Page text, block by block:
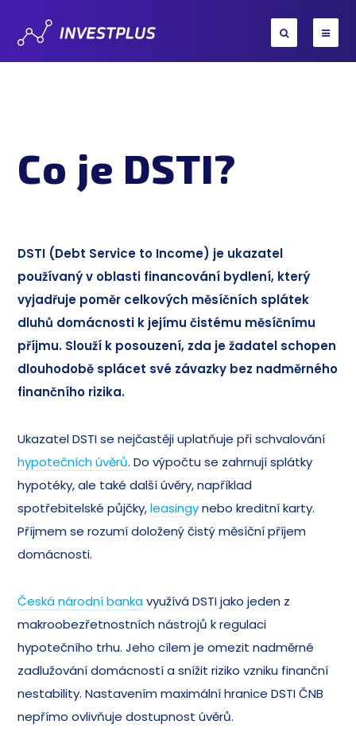
Co je DSTI?
DSTI (Debt Service to Income) je ukazatel
používaný v oblasti financování bydlení, který
vyjadřuje poměr celkových měsíčních splátek
dluhů domácnosti k jejímu čistému měsíčnímu
příjmu. Slouží k posouzení, zda je žadatel schopen
dlouhodobě splácet své závazky bez nadměrného
finančního rizika.
Ukazatel DSTI se nejčastěji uplatňuje při schvalování
hypotečních úvěrů. Do výpočtu se zahrnují splátky
hypotéky, ale také další úvěry, například
spotřebitelské půjčky,leasingynebo kreditní karty.
Příjmem se rozumí doložený čistý měsíční příjem
domácnosti.
Česká národní bankavyužívá DSTI jako jeden z
makroobezřetnostních nástrojů k regulaci
hypotečního trhu. Jeho cílem je omezit nadměrné
zadlužování domácností a snížit riziko vzniku finanční
nestability. Nastavením maximální hranice DSTI ČNB
nepřímo ovlivňuje dostupnost úvěrů.